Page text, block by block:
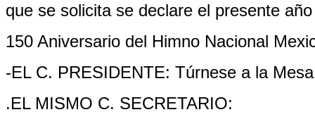
que se solicita se declare el presente
150 Aniversario del Himno Nacional
-EL C. PRESIDENTE: Túrnese a la
.EL MISMO C. SECRETARIO: